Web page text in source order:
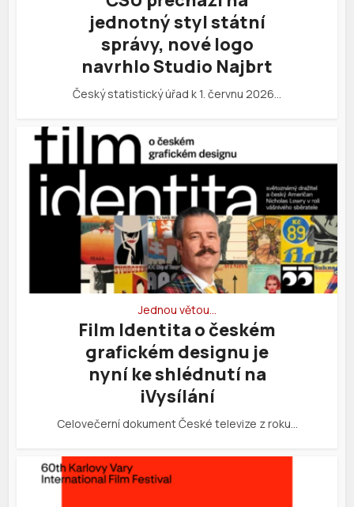
jednotný styl státní
správy, nové logo
navrhlo Studio Najbrt
Český statistický úřad k 1. červnu 2026…
Jednou větou…
Film Identita o českém
grafickém designu je
nyní ke shlédnutí na
iVysílání
Celovečerní dokument České televize z roku…